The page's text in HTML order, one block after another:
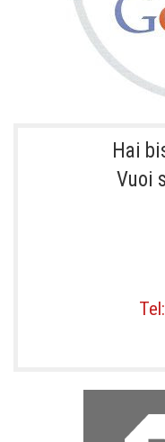
Hai
Vuoi